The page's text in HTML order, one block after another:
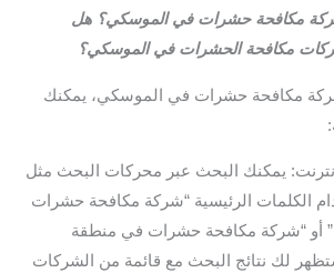
مكافحة حشرات في الموسكي؟ هل
مكافحة الحشرات في الموسكي؟
مكافحة حشرات في الموسكي، يمكنك
يمكنك البحث عبر محركات البحث مثل
الكلمات الرئيسية “شركة مكافحة حشرات
أو “شركة مكافحة حشرات في منطقة
لك نتائج البحث مع قائمة من الشركات